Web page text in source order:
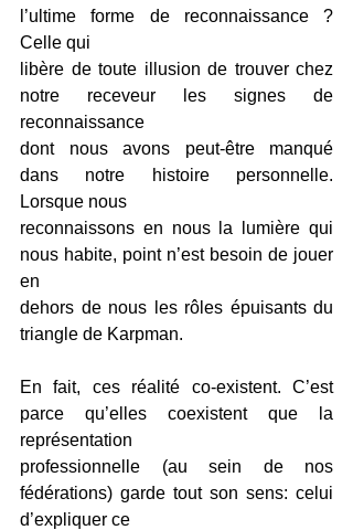
l’ultime forme de reconnaissance ?
Celle qui
libère de toute illusion de trouver chez
notre receveur les signes de
reconnaissance
dont nous avons peut-être manqué
dans notre histoire personnelle.
Lorsque nous
reconnaissons en nous la lumière qui
nous habite, point n’est besoin de jouer
en
dehors de nous les rôles épuisants du
triangle de Karpman.
En fait, ces réalité co-existent. C’est
parce qu’elles coexistent que la
représentation
professionnelle (au sein de nos
fédérations) garde tout son sens: celui
d’expliquer ce